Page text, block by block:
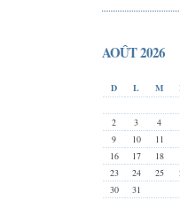
AOÛT 2026
D L M
2
3 4
9
10 11
16
17 18
23
24 25
30
31